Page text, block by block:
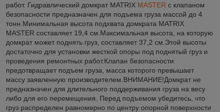
работ. Гидравлический домкрат MATRIX MASTER с клапаном
безопасности предназначен для подъема груза массой до 4
тонн.Минимальная высота подхвата домкрата MATRIX
MASTER составляет 19,4 см.Максимальная высота, на которую
домкрат может поднять груз, составляет 37,2 см.Этой высоты
достаточно для установки жесткой опоры под поднятый груз и
проведения ремонтных работ.Клапан безопасности
предотвращает подъем груза, масса которого превышает
массу заявленную производителем.ВНИМАНИЕ!Домкрат не
предназначен для длительного поддерживания груза на весу
либо для его перемещения. Перед подъемом убедитесь, что
груз распределен равномерно по центру опорной поверхности